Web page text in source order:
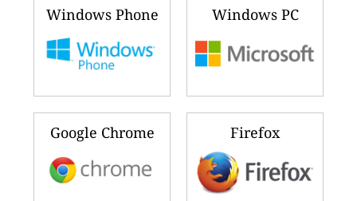
Windows Phone Windows PC
Google Chrome Firefox